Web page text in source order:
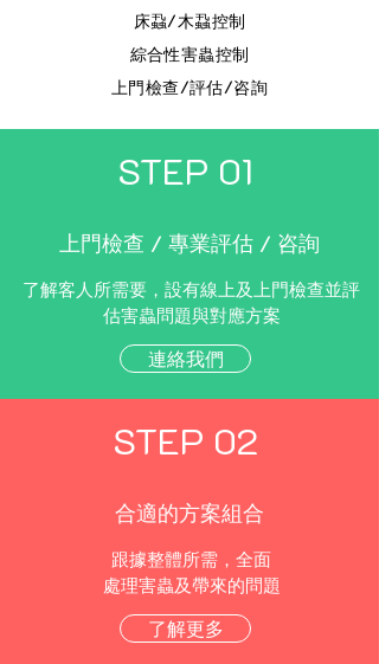
床蝨/木蝨控制
綜合性害蟲控制
上門檢查/評估/咨詢
STEP 01
上門檢查 / 專業評估 / 咨詢
了解客人所需要，設有線上及上門檢查並評
估害蟲問題與對應方案
連絡我們
STEP 02
合適的方案組合
跟據整體所需，全面
處理害蟲及帶來的問題
了解更多